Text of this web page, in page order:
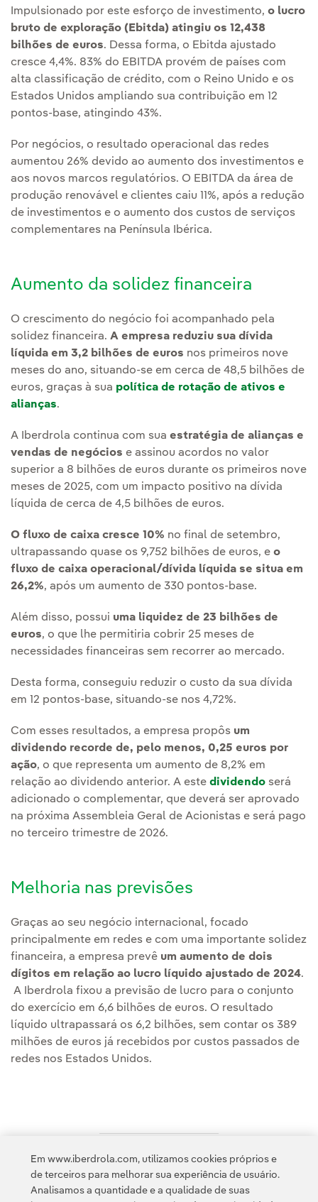
Impulsionado por este esforço de investimento, o lucro
bruto de exploração (Ebitda) atingiu os 12,438
bilhões de euros. Dessa forma, o Ebitda ajustado
cresce 4,4%. 83% do EBITDA provém de países com
alta classificação de crédito, com o Reino Unido e os
Estados Unidos ampliando sua contribuição em 12
pontos-base, atingindo 43%.
Por negócios, o resultado operacional das redes
aumentou 26% devido ao aumento dos investimentos e
aos novos marcos regulatórios. O EBITDA da área de
produção renovável e clientes caiu 11%, após a redução
de investimentos e o aumento dos custos de serviços
complementares na Península Ibérica.
Aumento da solidez financeira
O crescimento do negócio foi acompanhado pela
solidez financeira. A empresa reduziu sua dívida
líquida em 3,2 bilhões de euros nos primeiros nove
meses do ano, situando-se em cerca de 48,5 bilhões de
euros, graças à sua política de rotação de ativos e
alianças.
A Iberdrola continua com sua estratégia de alianças e
vendas de negócios e assinou acordos no valor
superior a 8 bilhões de euros durante os primeiros nove
meses de 2025, com um impacto positivo na dívida
líquida de cerca de 4,5 bilhões de euros.
O fluxo de caixa cresce 10% no final de setembro,
ultrapassando quase os 9,752 bilhões de euros, e o
fluxo de caixa operacional/dívida líquida se situa em
26,2%, após um aumento de 330 pontos-base.
Além disso, possui uma liquidez de 23 bilhões de
euros, o que lhe permitiria cobrir 25 meses de
necessidades financeiras sem recorrer ao mercado.
Desta forma, conseguiu reduzir o custo da sua dívida
em 12 pontos-base, situando-se nos 4,72%.
Com esses resultados, a empresa propôs um
dividendo recorde de, pelo menos, 0,25 euros por
ação, o que representa um aumento de 8,2% em
relação ao dividendo anterior. A este dividendo será
adicionado o complementar, que deverá ser aprovado
na próxima Assembleia Geral de Acionistas e será pago
no terceiro trimestre de 2026.
Melhoria nas previsões
Graças ao seu negócio internacional, focado
principalmente em redes e com uma importante solidez
financeira, a empresa prevê um aumento de dois
dígitos em relação ao lucro líquido ajustado de 2024.
A Iberdrola fixou a previsão de lucro para o conjunto
do exercício em 6,6 bilhões de euros. O resultado
líquido ultrapassará os 6,2 bilhões, sem contar os 389
milhões de euros já recebidos por custos passados de
redes nos Estados Unidos.
Acesso a informação legal
Em www.iberdrola.com, utilizamos cookies próprios e
de terceiros para melhorar sua experiência de usuário.
Analisamos a quantidade e a qualidade de suas